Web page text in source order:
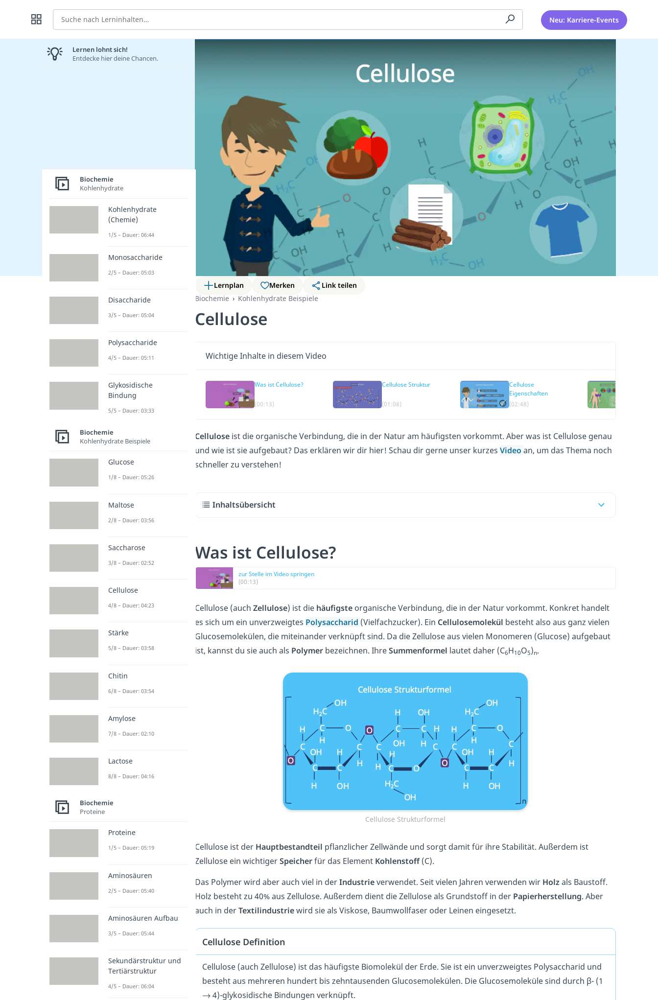
Suche Neu: Karriere-Events
Lernplan Merken
Link teilen
Biochemie
Kohlenhydrate Beispiele
Cellulose
Wichtige Inhalte in diesem Video
Was ist Cellulose?
(00:13)
Cellulose Struktur
(01:08)
Cellulose
Eigenschaften
(02:48)
Cellulose ist die organische Verbindung, die in der Natur am häufigsten vorkommt. Aber was ist Cellulose genau
und wie ist sie aufgebaut? Das erklären wir dir hier! Schau dir gerne unser kurzes Video an, um das Thema noch
schneller zu verstehen!
Inhaltsübersicht
Was ist Cellulose?
zur Stelle im Video springen
(00:13)
Cellulose (auch Zellulose) ist die häufigste organische Verbindung, die in der Natur vorkommt. Konkret handelt
es sich um ein unverzweigtes Polysaccharid (Vielfachzucker). Ein Cellulosemolekül besteht also aus ganz vielen
Glucosemolekülen, die miteinander verknüpft sind. Da die Zellulose aus vielen Monomeren (Glucose) aufgebaut
ist, kannst du sie auch als Polymer bezeichnen. IhreSummenformel lautet daher (C6H10O5)n.
Cellulose Strukturformel
Cellulose ist der Hauptbestandteil pflanzlicher Zellwände und sorgt damit für ihre Stabilität. Außerdem ist
Zellulose ein wichtigerSpeicherfür das Element Kohlenstoff(C).
Das Polymer wird aber auch viel in derIndustrieverwendet. Seit vielen Jahren verwenden wir Holzals Baustoff.
Holz besteht zu 40% aus Zellulose. Außerdem dient die Zellulose als Grundstoff in der Papierherstellung. Aber
auch in derTextilindustriewird sie als Viskose, Baumwollfaser oder Leinen eingesetzt.
Cellulose Definition
Cellulose (auch Zellulose) ist das häufigste Biomolekül der Erde. Sie ist ein unverzweigtes Polysaccharid und
besteht aus mehreren hundert bis zehntausenden Glucosemolekülen. Die Glucosemoleküle sind durch β- (1
4)-glykosidische Bindungen verknüpft.
Lernen lohnt sich!
Entdecke hier deine Chancen.
Biochemie
Kohlenhydrate
Kohlenhydrate
(Chemie)
1/5 – Dauer: 06:44
Monosaccharide
2/5 – Dauer: 05:03
Disaccharide
3/5 – Dauer: 05:04
Polysaccharide
4/5 – Dauer: 05:11
Glykosidische
Bindung
5/5 – Dauer: 03:33
Biochemie
Kohlenhydrate Beispiele
Glucose
1/8 – Dauer: 05:26
Maltose
2/8 – Dauer: 03:56
Saccharose
3/8 – Dauer: 02:52
Cellulose
4/8 – Dauer: 04:23
Stärke
5/8 – Dauer: 03:58
Chitin
6/8 – Dauer: 03:54
Amylose
7/8 – Dauer: 02:10
Lactose
8/8 – Dauer: 04:16
Biochemie
Proteine
Proteine
1/5 – Dauer: 05:19
Aminosäuren
2/5 – Dauer: 05:40
Aminosäuren Aufbau
3/5 – Dauer: 05:44
Sekundärstruktur und
Tertiärstruktur
4/5 – Dauer: 06:04